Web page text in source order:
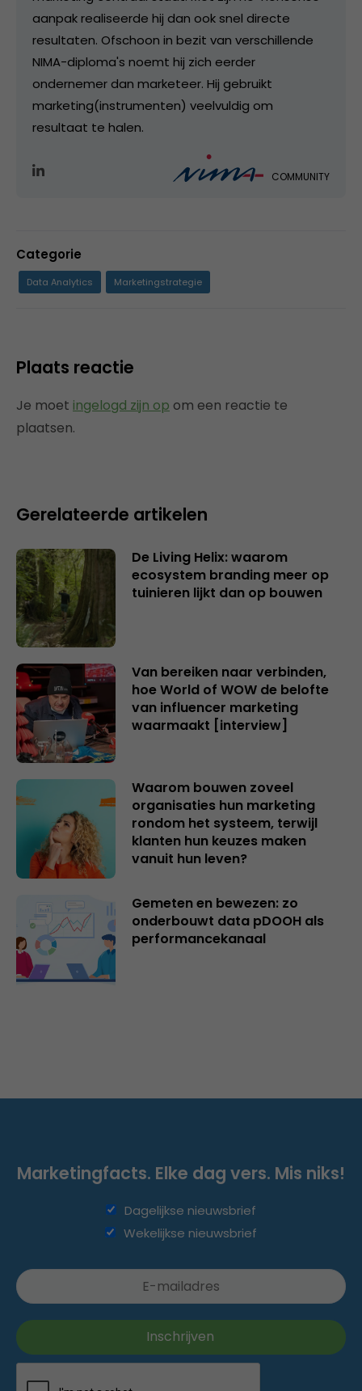
aanpak realiseerde hij dan ook snel directe
resultaten. Ofschoon in bezit van verschillende
NIMA-diploma's noemt hij zich eerder
ondernemer dan marketeer. Hij gebruikt
marketing(instrumenten) veelvuldig om
resultaat te halen.
COMMUNITY
Categorie
Data Analytics Marketingstrategie
Plaats reactie
Je moet ingelogd zijn op om een reactie te
plaatsen.
Gerelateerde artikelen
De Living Helix: waarom
ecosystem branding meer op
tuinieren lijkt dan op bouwen
Van bereiken naar verbinden,
hoe World of WOW de belofte
van influencer marketing
waarmaakt [interview]
Waarom bouwen zoveel
organisaties hun marketing
rondom het systeem, terwijl
klanten hun keuzes maken
vanuit hun leven?
Gemeten en bewezen: zo
onderbouwt data pDOOH als
performancekanaal
Marketingfacts. Elke dag vers. Mis niks!
Dagelijkse nieuwsbrief
Wekelijkse nieuwsbrief